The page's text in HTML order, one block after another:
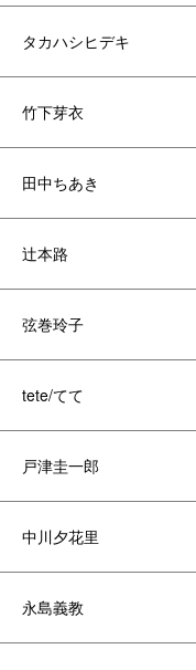
タカハシヒデキ
竹下芽衣
田中ちあき
辻本路
弦巻玲子
tete/てて
戸津圭一郎
中川夕花里
永島義教